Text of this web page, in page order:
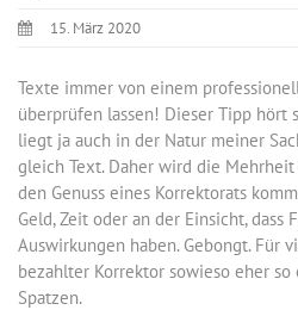
15. März 2020
Texte immer von einem
überprüfen lassen! Dieser Tipp hört
liegt ja auch in der Natur meiner
gleich Text. Daher wird die
den Genuss eines Korrektorats
Geld, Zeit oder an der Einsicht, dass
Auswirkungen haben. Gebongt. Für
bezahlter Korrektor sowieso eher
Spatzen.